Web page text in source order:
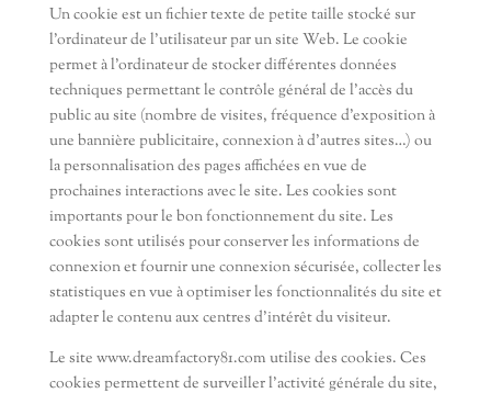
Un cookie est un fichier texte de petite taille stocké sur
l’ordinateur de l’utilisateur par un site Web. Le cookie
permet à l’ordinateur de stocker différentes données
techniques permettant le contrôle général de l’accès du
public au site (nombre de visites, fréquence d’exposition à
une bannière publicitaire, connexion à d’autres sites…) ou
la personnalisation des pages affichées en vue de
prochaines interactions avec le site. Les cookies sont
importants pour le bon fonctionnement du site. Les
cookies sont utilisés pour conserver les informations de
connexion et fournir une connexion sécurisée, collecter les
statistiques en vue à optimiser les fonctionnalités du site et
adapter le contenu aux centres d’intérêt du visiteur.
Le site www.dreamfactory81.com utilise des cookies. Ces
cookies permettent de surveiller l’activité générale du site,